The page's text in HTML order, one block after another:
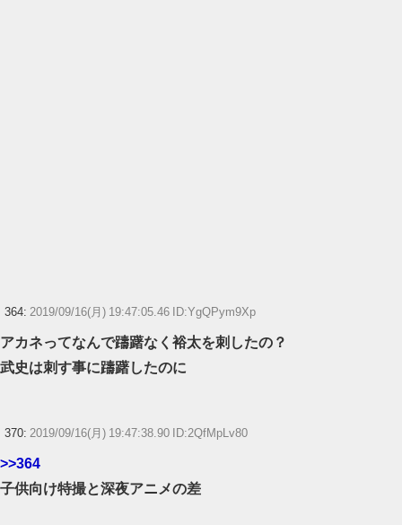
364: 2019/09/16(月) 19:47:05.46 ID:YgQPym9Xp
アカネってなんで躊躇なく裕太を刺したの？
武史は刺す事に躊躇したのに
370: 2019/09/16(月) 19:47:38.90 ID:2QfMpLv80
>>364
子供向け特撮と深夜アニメの差